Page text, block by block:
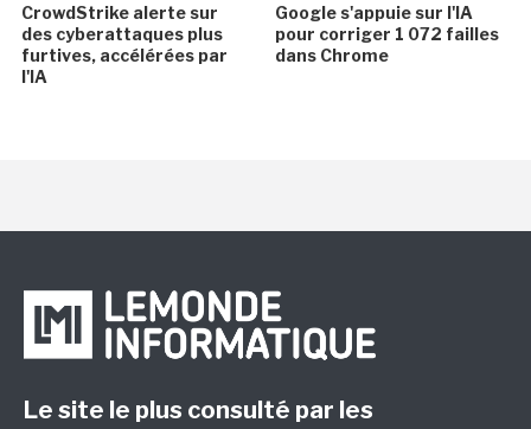
CrowdStrike alerte sur
des cyberattaques plus
furtives, accélérées par
l'IA
Google s'appuie sur l'IA
pour corriger 1 072 failles
dans Chrome
Le site le plus consulté par les